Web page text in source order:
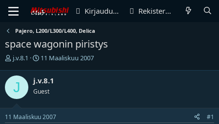
Kirjaudu sisään Rekisteröidy
Pajero, L200/L300/L400, Delica
space wagonin piristys
V
e
t
i
k
e
j.v.8.1
A
i
t
p
11 Maaliskuu 2007
J j.v.8.1
Guest
11 Maaliskuu 2007 #1